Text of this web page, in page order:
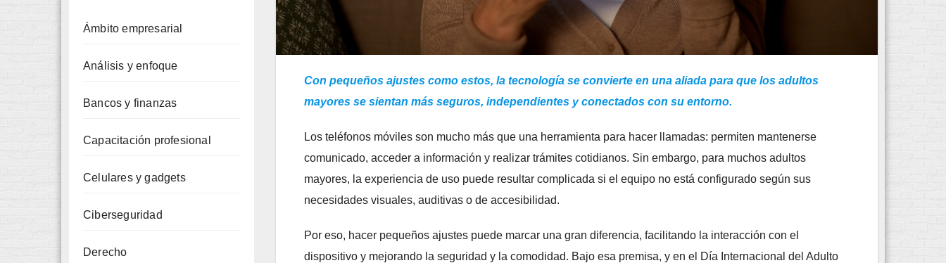
Ámbito empresarial
Análisis y enfoque
Bancos y finanzas
Capacitación profesional
Celulares y gadgets
Ciberseguridad
Derecho
Con pequeños ajustes como estos, la tecnología se convierte en una aliada para que los adultos
mayores se sientan más seguros, independientes y conectados con su entorno.
Los teléfonos móviles son mucho más que una herramienta para hacer llamadas: permiten mantenerse
comunicado, acceder a información y realizar trámites cotidianos. Sin embargo, para muchos adultos
mayores, la experiencia de uso puede resultar complicada si el equipo no está configurado según sus
necesidades visuales, auditivas o de accesibilidad.
Por eso, hacer pequeños ajustes puede marcar una gran diferencia, facilitando la interacción con el
dispositivo y mejorando la seguridad y la comodidad. Bajo esa premisa, y en el Día Internacional del Adulto